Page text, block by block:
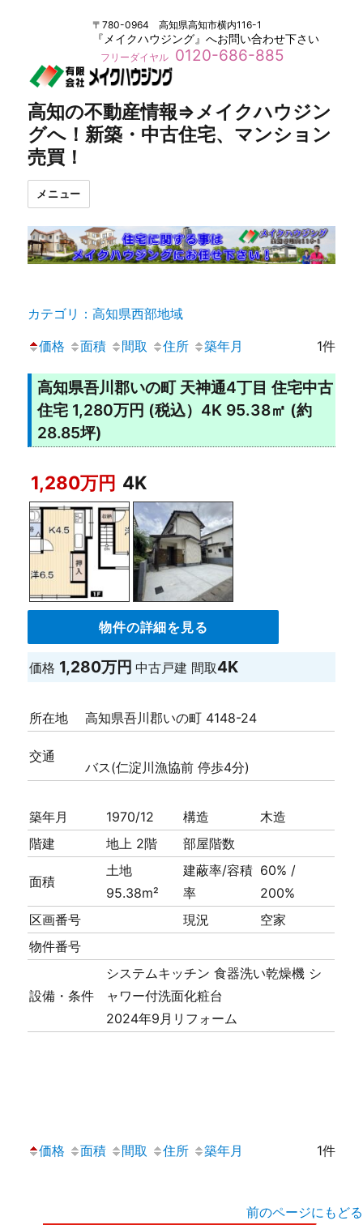
〒780-0964 高知県高知市横内116-1
『メイクハウジング』へお問い合わせ下さい
フリーダイヤル 0120-686-885
高知の不動産情報⇒メイクハウジン
グへ！新築・中古住宅、マンション
売買！
メニュー
カテゴリ：高知県西部地域
価格
面積 間取 住所 築年月 1件
高知県吾川郡いの町 天神通4丁目 住宅中古
住宅 1,280万円 (税込）4K 95.38㎡ (約
28.85坪)
1,280万円 4K
物件の詳細を見る
価格 1,280万円中古戸建 間取4K
所在地 高知県吾川郡いの町 4148-24
交通
バス(仁淀川漁協前 停歩4分)
築年月 1970/12 構造
木造
階建
地上 2階 部屋階数
面積
土地
95.38m²
建蔽率/容積
率
60% /
200%
区画番号
現況
空家
物件番号
設備・条件
システムキッチン 食器洗い乾燥機 シ
ャワー付洗面化粧台
2024年9月リフォーム
価格 面積 間取 住所 築年月 1件
前のページにもどる